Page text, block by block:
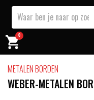
0
METALEN BORDEN
WEBER-METALEN